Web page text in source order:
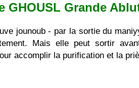
GHOUSL Grande
jounoub - par la sortie du
Mais elle peut sortir
accomplir la purification et la